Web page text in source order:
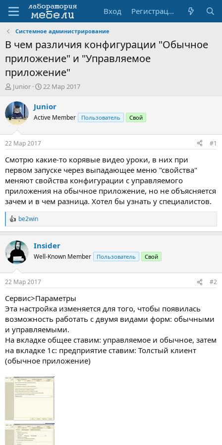
Вход Регистрация
Системное администрирование
В чем различия конфигурации "Обычное
приложение" и "Управляемое
приложение"
А
т
о
р
т
е
м
ы
Junior
Д
т
а
н
а
л
22 Мар 2017
Junior
Active Member Пользователь Свой
22 Мар 2017 #1
Смотрю какие-то корявые видео уроки, в них при
первом запуске через выпадающее меню "свойства"
меняют свойства конфигурации с управляемого
приложения на обычное приложение, но не объясняется
зачем и в чем разница. Хотел бы узнать у специалистов.
Р
е
к
ц
и
be2win
Insider
Well-Known Member Пользователь Свой
22 Мар 2017 #2
Сервис>Параметры
Эта настройка изменяется для того, чтобы появилась
возможность работать с двумя видами форм: обычными
и управляемыми.
На вкладке общее ставим: управляемое и обычное, затем
на вкладке 1с: предприятие ставим: Толстый клиент
(обычное приложение)